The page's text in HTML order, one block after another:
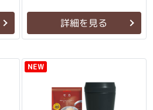
詳細を見る
NEW